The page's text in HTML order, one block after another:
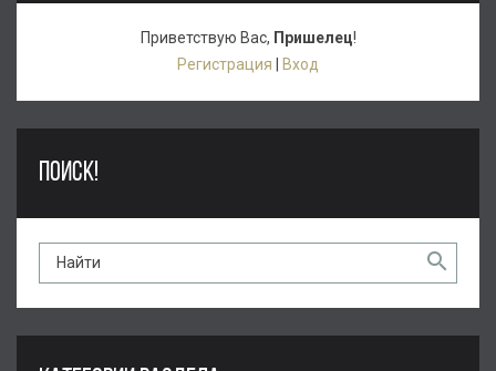
Приветствую Вас, Пришелец!
Регистрация
Вход
ПОИСК!